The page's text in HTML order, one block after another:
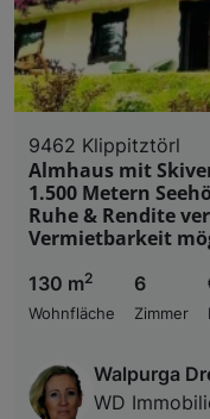
9462 Klippitztörl
Almhaus mit
1.500 Metern
Ruhe & Rendite
Vermietbarkeit
130 m2
Wohnfläche
6
Zimmer
Walpurga
WD